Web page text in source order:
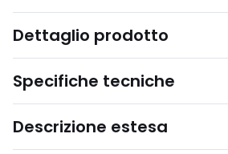
Dettaglio prodotto
Specifiche tecniche
Descrizione estesa